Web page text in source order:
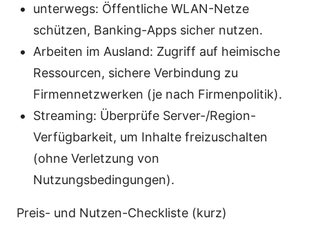
unterwegs: Öffentliche WLAN-Netze
schützen, Banking-Apps sicher nutzen.
Arbeiten im Ausland: Zugriff auf heimische
Ressourcen, sichere Verbindung zu
Firmennetzwerken (je nach Firmenpolitik).
Streaming: Überprüfe Server-/Region-
Verfügbarkeit, um Inhalte freizuschalten
(ohne Verletzung von
Nutzungsbedingungen).
Preis- und Nutzen-Checkliste (kurz)